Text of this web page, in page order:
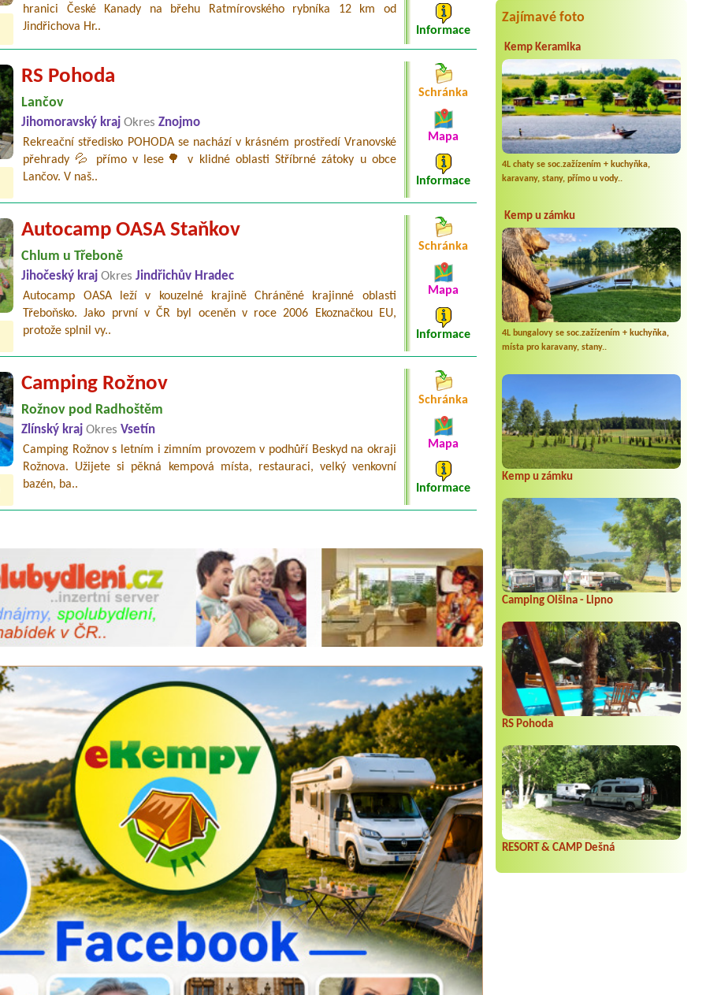
Lipka
Zajímavé foto
Kemp Keramika
4L chaty se soc.zažízením + kuchyňka,
karavany, stany, přímo u vody..
Kemp u zámku
4L bungalovy se soc.zažízením + kuchyňka,
místa pro karavany, stany..
Kemp u zámku
Camping Olšina - Lipno
RS Pohoda
RESORT & CAMP Dešná
hranici České Kanady na břehu Ratmírovského rybníka 12 km od
Jindřichova Hr..
Informace
RS Pohoda
Lančov
Jihomoravský krajOkres Znojmo
Rekreační středisko POHODA se nachází v krásném prostředí Vranovské
přehrady 💦 přímo v lese🌳 v klidné oblasti Stříbrné zátoky u obce
Lančov. V naš..
Schránka
Mapa
Informace
Autocamp OASA Staňkov
Chlum u Třeboně
Jihočeský krajOkres Jindřichův Hradec
Autocamp OASA leží v kouzelné krajině Chráněné krajinné oblasti
Třeboňsko. Jako první v ČR byl oceněn v roce 2006 Ekoznačkou EU,
protože splnil vy..
Schránka
Mapa
Informace
Camping Rožnov
Rožnov pod Radhoštěm
Zlínský krajOkres Vsetín
Camping Rožnov s letním i zimním provozem v podhůří Beskyd na okraji
Rožnova. Užijete si pěkná kempová místa, restauraci, velký venkovní
bazén, ba..
Schránka
Mapa
Informace